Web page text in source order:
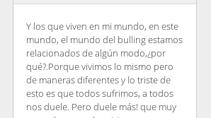
Y los que viven en mi mundo, en este
mundo, el mundo del bulling estamos
relacionados de algún modo,¿por
qué?.Porque vivimos lo mismo pero
de maneras diferentes y lo triste de
esto es que todos sufrimos, a todos
nos duele. Pero duele más! que muy